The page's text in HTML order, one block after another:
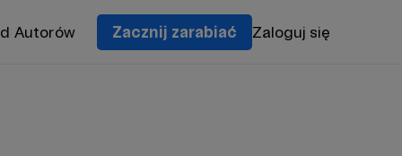
Autorów Zacznij zarabiać Zaloguj się